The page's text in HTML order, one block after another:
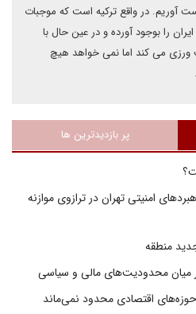
در واقع ترکیه است که موجبات
را بوجود آورده و در عین حال با
ورزی می کند اما نمی خواهد هیچ
پر بازدیدترین ها
امنیتی تهران در ترازوی موازنه
منطقه
میان محدودیت‌های مالی و سیاسی
اقتصادی محدود نمی‌ماند